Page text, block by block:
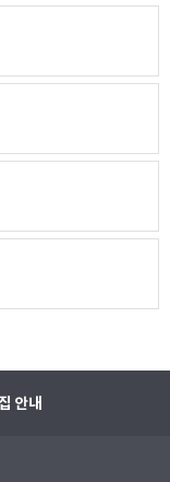
안내